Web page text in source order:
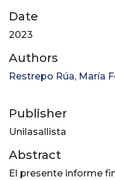
Date
2023
Authors
Restrepo Rúa, María
Publisher
Unilasallista
Abstract
El presente informe